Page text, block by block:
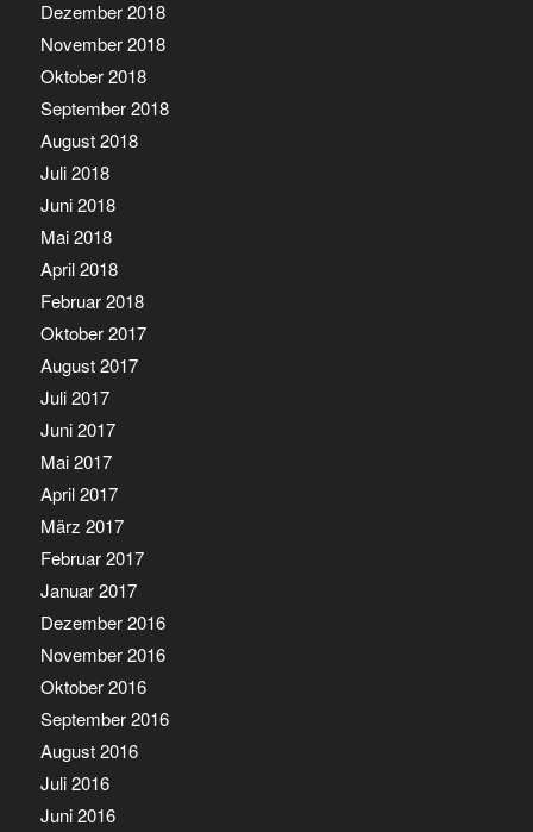
Dezember 2018
November 2018
Oktober 2018
September 2018
August 2018
Juli 2018
Juni 2018
Mai 2018
April 2018
Februar 2018
Oktober 2017
August 2017
Juli 2017
Juni 2017
Mai 2017
April 2017
März 2017
Februar 2017
Januar 2017
Dezember 2016
November 2016
Oktober 2016
September 2016
August 2016
Juli 2016
Juni 2016